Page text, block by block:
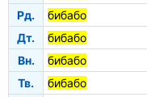
Рд.
бибабо
Дт.
бибабо
Вн.
бибабо
Тв.
бибабо